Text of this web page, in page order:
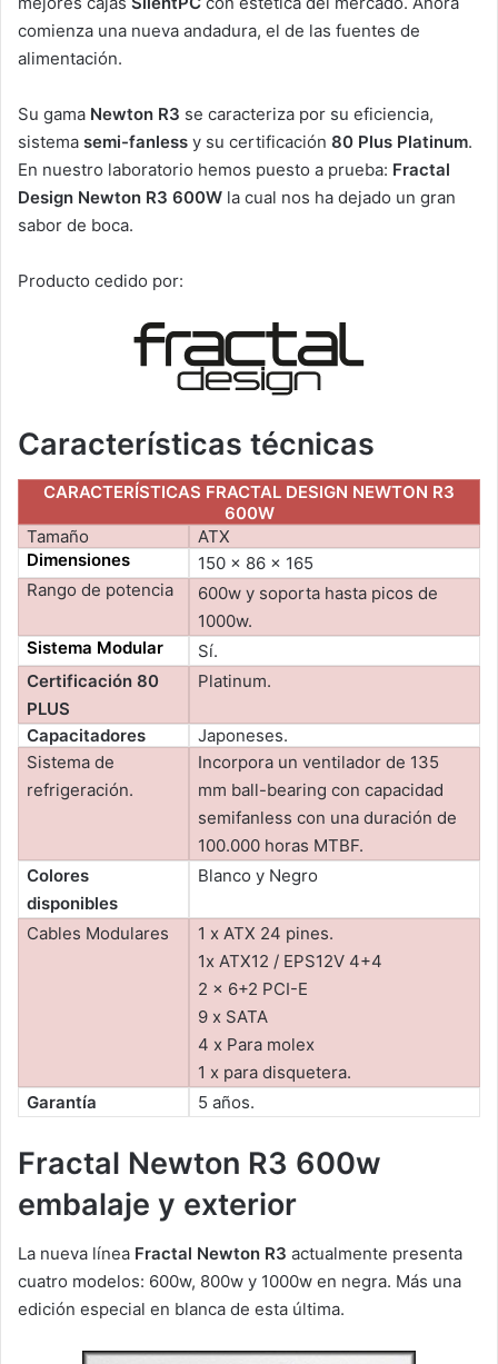
comienza una nueva andadura, el de las fuentes de
alimentación.
Su gama Newton R3 se caracteriza por su eficiencia,
sistema semi-fanless y su certificación 80 Plus Platinum.
En nuestro laboratorio hemos puesto a prueba: Fractal
Design Newton R3 600W la cual nos ha dejado un gran
sabor de boca.
Producto cedido por:
Características técnicas
CARACTERÍSTICAS FRACTAL DESIGN NEWTON R3
600W
Tamaño
ATX
Dimensiones
150 x 86 x 165
Rango de potencia
600w y soporta hasta picos de
1000w.
Sistema Modular
Sí.
Certificación 80
PLUS
Platinum.
Capacitadores
Japoneses.
Sistema de
refrigeración.
Incorpora un ventilador de 135
mm ball-bearing con capacidad
semifanless con una duración de
100.000 horas MTBF.
Colores
disponibles
Blanco y Negro
Cables Modulares
1 x ATX 24 pines.
1x ATX12 / EPS12V 4+4
2 x 6+2 PCI-E
9 x SATA
4 x Para molex
1 x para disquetera.
Garantía
5 años.
Fractal Newton R3 600w
embalaje y exterior
La nueva línea Fractal Newton R3 actualmente presenta
cuatro modelos: 600w, 800w y 1000w en negra. Más una
edición especial en blanca de esta última.